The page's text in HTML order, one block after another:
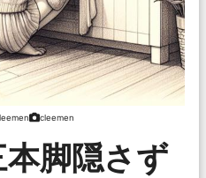
cleemen
脚隠さず